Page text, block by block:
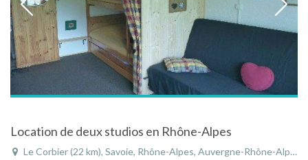
Location de deux studios en Rhône-Alpes
Le Corbier (22 km), Savoie, Rhône-Alpes, Auvergne-Rhône-Alpes, France